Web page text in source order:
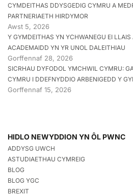
CYMDEITHAS DDYSGEDIG CYMRU A
PARTNERIAETH HIRDYMOR
Awst 5, 2026
Y GYMDEITHAS YN YCHWANEGU EI
ACADEMAIDD YN YR UNOL DALEITHIAU
Gorffennaf 28, 2026
SICRHAU DYFODOL YMCHWIL CYMRU:
CYMRU I DDEFNYDDIO ARBENIGEDD Y
Gorffennaf 15, 2026
HIDLO NEWYDDION YN ÔL PWNC
ADDYSG UWCH
ASTUDIAETHAU CYMREIG
BLOG
BLOG YGC
BREXIT